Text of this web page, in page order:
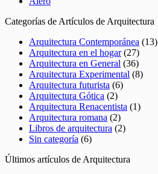
Categorías de Artículos de Arquitectura
Arquitectura Contemporánea (13)
Arquitectura en el hogar(27)
Arquitectura en General (36)
Arquitectura Experimental (8)
Arquitectura futurista (6)
Arquitectura Gótica (2)
Arquitectura Renacentista (1)
Arquitectura romana (2)
Libros de arquitectura (2)
Sin categoría (6)
Últimos artículos de Arquitectura